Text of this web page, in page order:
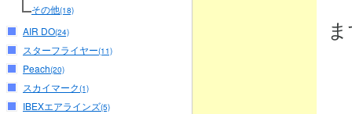
その他(18)
AIR DO(24)
スターフライヤー(11)
Peach(20)
スカイマーク(1)
IBEXエアラインズ(5)